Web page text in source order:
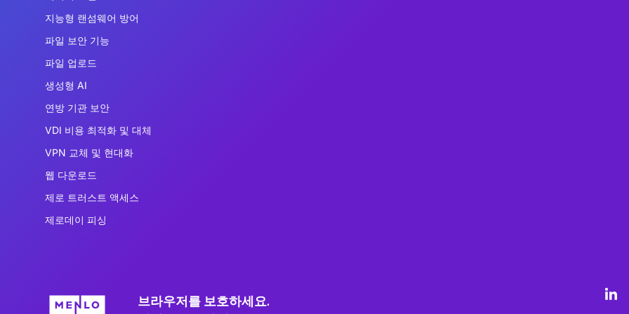
지능형 랜섬웨어 방어
파일 보안 기능
파일 업로드
생성형 AI
연방 기관 보안
VDI 비용 최적화 및 대체
VPN 교체 및 현대화
웹 다운로드
제로 트러스트 액세스
제로데이 피싱
브라우저를 보호하세요.